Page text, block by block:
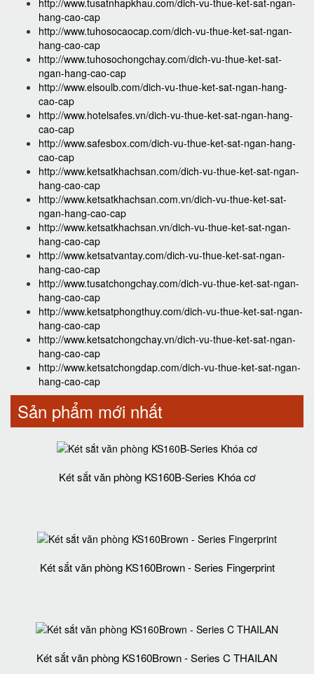
http://www.tusatnhapkhau.com/dich-vu-thue-ket-sat-ngan-
hang-cao-cap
http://www.tuhosocaocap.com/dich-vu-thue-ket-sat-ngan-
hang-cao-cap
http://www.tuhosochongchay.com/dich-vu-thue-ket-sat-
ngan-hang-cao-cap
http://www.elsoulb.com/dich-vu-thue-ket-sat-ngan-hang-
cao-cap
http://www.hotelsafes.vn/dich-vu-thue-ket-sat-ngan-hang-
cao-cap
http://www.safesbox.com/dich-vu-thue-ket-sat-ngan-hang-
cao-cap
http://www.ketsatkhachsan.com/dich-vu-thue-ket-sat-ngan-
hang-cao-cap
http://www.ketsatkhachsan.com.vn/dich-vu-thue-ket-sat-
ngan-hang-cao-cap
http://www.ketsatkhachsan.vn/dich-vu-thue-ket-sat-ngan-
hang-cao-cap
http://www.ketsatvantay.com/dich-vu-thue-ket-sat-ngan-
hang-cao-cap
http://www.tusatchongchay.com/dich-vu-thue-ket-sat-ngan-
hang-cao-cap
http://www.ketsatphongthuy.com/dich-vu-thue-ket-sat-ngan-
hang-cao-cap
http://www.ketsatchongchay.vn/dich-vu-thue-ket-sat-ngan-
hang-cao-cap
http://www.ketsatchongdap.com/dich-vu-thue-ket-sat-ngan-
hang-cao-cap
Sản phẩm mới nhất
Két sắt văn phòng KS160B-Series Khóa cơ
Két sắt văn phòng KS160Brown - Series Fingerprint
Két sắt văn phòng KS160Brown - Series C THAILAN